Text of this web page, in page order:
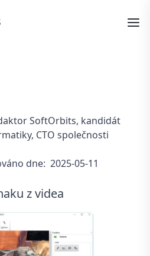
SoftOrbits, kandidát
CTO společnosti
dne: 2025-05-11
z videa